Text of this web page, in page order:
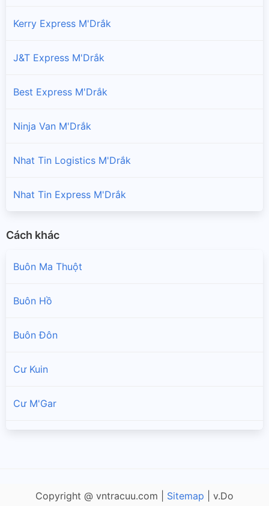
Kerry Express M'Drắk
J&T Express M'Drắk
Best Express M'Drắk
Ninja Van M'Drắk
Nhat Tin Logistics M'Drắk
Nhat Tin Express M'Drắk
Cách khác
Buôn Ma Thuột
Buôn Hồ
Buôn Đôn
Cư Kuin
Cư M'Gar
Copyright @ vntracuu.com | Sitemap | v.Do